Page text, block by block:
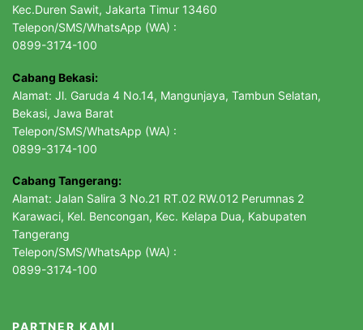
Kec.Duren Sawit, Jakarta Timur 13460
Telepon/SMS/WhatsApp (WA) :
0899-3174-100
Cabang Bekasi:
Alamat: Jl. Garuda 4 No.14, Mangunjaya, Tambun Selatan,
Bekasi, Jawa Barat
Telepon/SMS/WhatsApp (WA) :
0899-3174-100
Cabang Tangerang:
Alamat: Jalan Salira 3 No.21 RT.02 RW.012 Perumnas 2
Karawaci, Kel. Bencongan, Kec. Kelapa Dua, Kabupaten
Tangerang
Telepon/SMS/WhatsApp (WA) :
0899-3174-100
PARTNER KAMI